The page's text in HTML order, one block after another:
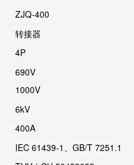
ZJQ-400
转接器
4P
690V
1000V
6kV
400A
IEC 61439-1、GB/T 7251.1